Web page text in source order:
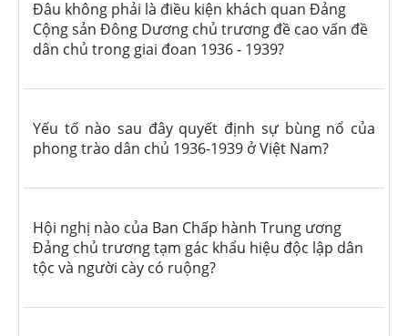
Đâu không phải là điều kiện khách quan Đảng
Cộng sản Đông Dương chủ trương đề cao vấn đề
dân chủ trong giai đoan 1936 - 1939?
Yếu tố nào sau đây quyết định sự bùng nổ của
phong trào dân chủ 1936-1939 ở Việt Nam?
Hội nghị nào của Ban Chấp hành Trung ương
Đảng chủ trương tạm gác khẩu hiệu độc lập dân
tộc và người cày có ruộng?